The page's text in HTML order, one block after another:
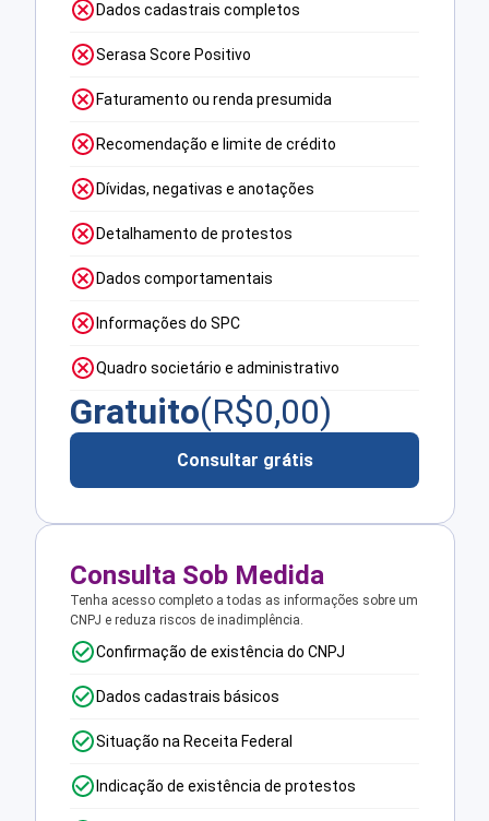
Dados cadastrais completos
Serasa Score Positivo
Faturamento ou renda presumida
Recomendação e limite de crédito
Dívidas, negativas e anotações
Detalhamento de protestos
Dados comportamentais
Informações do SPC
Quadro societário e administrativo
Gratuito(R$0,00)
Consultar grátis
Consulta Sob Medida
Tenha acesso completo a todas as informações sobre um
CNPJ e reduza riscos de inadimplência.
Confirmação de existência do CNPJ
Dados cadastrais básicos
Situação na Receita Federal
Indicação de existência de protestos